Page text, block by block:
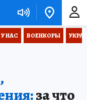
НАС ВОЕНКОРЫ
за что